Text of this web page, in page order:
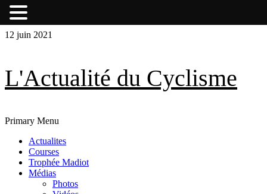
Skip
Skip
12 juin 2021
L'Actualité du Cyclisme
Primary Menu
Actualites
Courses
Trophée Madiot
Médias
Photos